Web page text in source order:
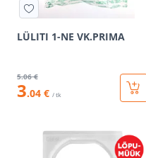
LÜLITI 1-NE VK.PRIMA
5.06 €
3.04 € / tk